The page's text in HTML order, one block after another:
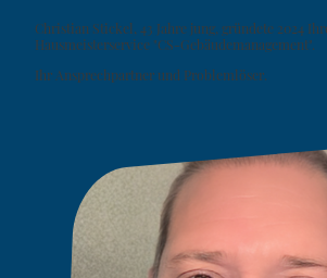
Christian Stickel, 43 Jahre jung, gründete 2024
Hausmeisterservice "CS-Gebäudemanagement".
Ihr Ansprechpartner und Problemlöser.